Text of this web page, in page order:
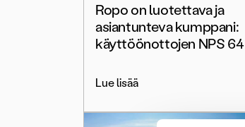
Ropo on luotettava ja
asiantunteva kumppani:
käyttöönottojen NPS 64
Lue lisää